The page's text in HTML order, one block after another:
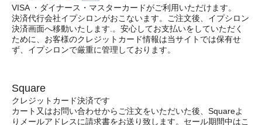
VISA ・ダイナース・マスターカードがご利用いただけます。
決済代行会社イプシロンがおこないます。ご注文後、イプシロン
決済画面へ移動いたします.。安心してお支払いをしていただく
ために、お客様のクレジットカード情報は当サイトでは保有せ
ず、イプシロンで厳重に管理しております。
Square
クレジットカード決済です
カート又はお問い合わせからご注文をいただいた後、Squareよ
りメールアドレスに請求書をお送り致します。セール期間中はこ